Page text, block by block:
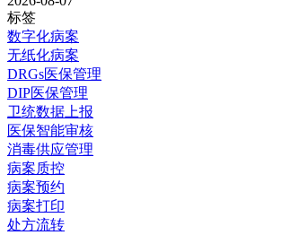
标签
数字化病案
无纸化病案
DRGs医保管理
DIP医保管理
卫统数据上报
医保智能审核
消毒供应管理
病案质控
病案预约
病案打印
处方流转